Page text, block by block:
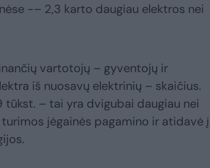
-– 2,3 karto daugiau elektros nei
vartotojų – gyventojų ir
iš nuosavų elektrinių – skaičius.
– tai yra dvigubai daugiau nei
jėgainės pagamino ir atidavė į